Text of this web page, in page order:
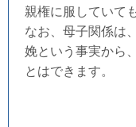
親権に服していて
なお、母子関係は
娩という事実から
とはできます。